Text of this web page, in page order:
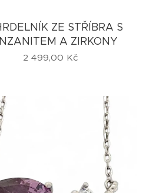
ZE STŘÍBRA S
A ZIRKONY
2 499,00 Kč